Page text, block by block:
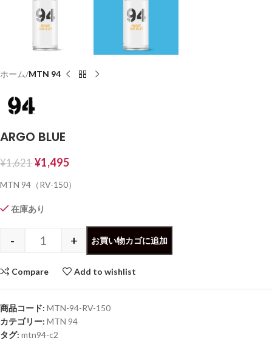
ホーム MTN 94
ARGO BLUE
¥1,621 ¥1,495
MTN 94（RV-150）
在庫あり
- + お買い物カゴに追加
Compare Add to wishlist
商品コード: MTN-94-RV-150
カテゴリー: MTN 94
タグ: mtn94-c2